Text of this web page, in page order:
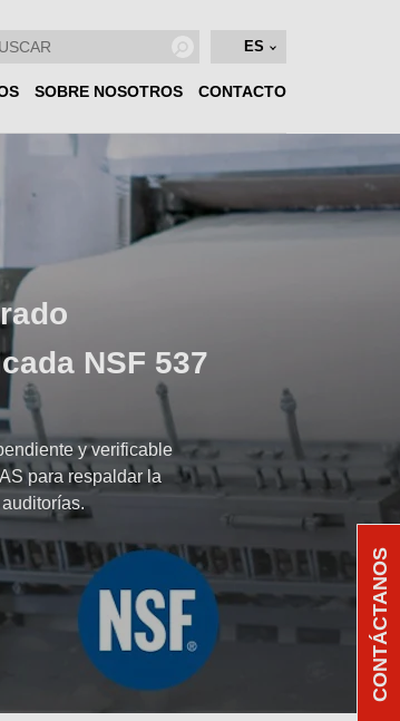
ES
SOBRE NOSOTROS CONTACTO
NSF 537
y verificable
para respaldar la
CONTÁCTANOS